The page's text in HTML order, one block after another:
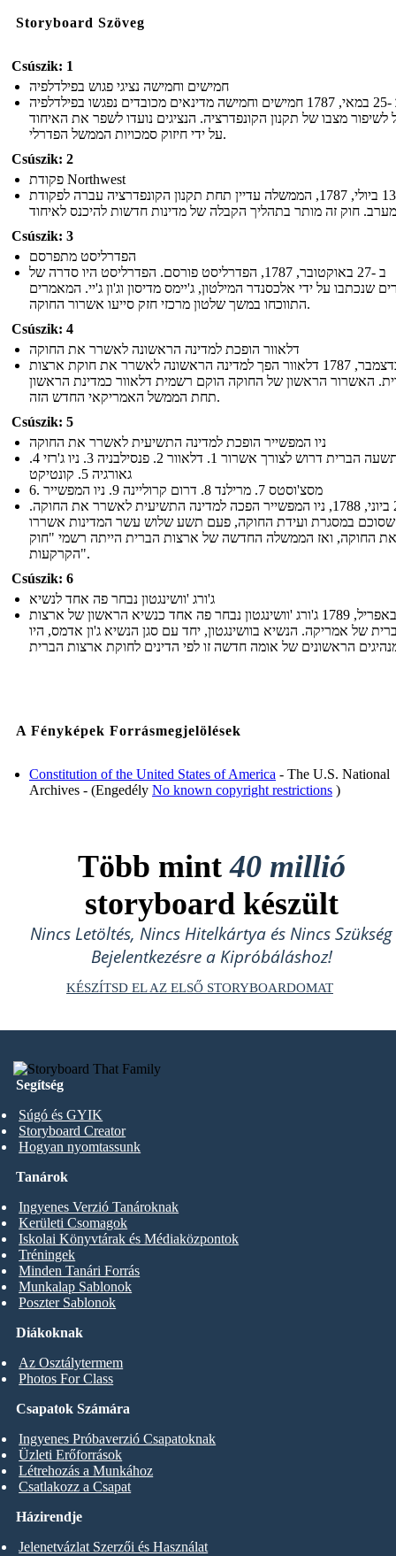
Storyboard Szöveg
Csúszik: 1
חמישים וחמישה נציגי פגוש בפילדלפיה
ב -25 במאי, 1787 חמישים וחמישה מדינאים מכובדים נפגשו בפילדלפיה
לשיפור מצבו של תקנון הקונפדרציה. הנציגים נועדו לשפר את האיחוד
על ידי חיזוק סמכויות הממשל הפדרלי.
Csúszik: 2
פקודת Northwest
ב -13 ביולי, 1787, הממשלה עדיין תחת תקנון הקונפדרציה עברה לפקודת
Csúszik: 3
הפדרליסט מתפרסם
ב -27 באוקטובר, 1787, הפדרליסט פורסם. הפדרליסט היו סדרה של
שנכתבו על ידי אלכסנדר המילטון, ג'יימס מדיסון וג'ון ג'יי. המאמרים
התווכחו במשך שלטון מרכזי חזק סייעו אשרור החוקה.
Csúszik: 4
דלאוור הופכת למדינה הראשונה לאשרר את החוקה
ב -7 בדצמבר, 1787 דלאוור הפך למדינה הראשונה לאשרר את חוקת ארצות
האשרור הראשון של החוקה הוקם רשמית דלאוור כמדינת הראשון
תחת הממשל האמריקאי החדש הזה.
Csúszik: 5
ניו המפשייר הופכת למדינה התשיעית לאשרר את החוקה
תשעה הברית דרוש לצורך אשרור 1. דלאוור 2. פנסילבניה 3. ניו ג'רזי 4.
גאורגיה 5. קונטיקט
6. מסצ'וסטס 7. מרילנד 8. דרום קרוליינה 9. ניו המפשייר
ב -21 ביוני, 1788, ניו המפשייר הפכה למדינה התשיעית לאשרר את החוקה.
שסוכם במסגרת ועידת החוקה, פעם תשע שלוש עשר המדינות אשררו
את החוקה, ואז הממשלה החדשה של ארצות הברית הייתה רשמי "חוק
הקרקעות".
Csúszik: 6
ג'ורג 'וושינגטון נבחר פה אחד לנשיא
ב -30 באפריל, 1789 ג'ורג 'וושינגטון נבחר פה אחד כנשיא הראשון של ארצות
של אמריקה. הנשיא בוושינגטון, יחד עם סגן הנשיא ג'ון אדמס, היו
A Fényképek Forrásmegjelölések
Constitution of the United States of America - The U.S. National
Archives - (Engedély No known copyright restrictions )
Több mint40 millió
storyboard készült
Nincs Letöltés, Nincs Hitelkártya és Nincs Szükség
Bejelentkezésre a Kipróbáláshoz!
KÉSZÍTSD EL AZ ELSŐ STORYBOARDOMAT
Segítség
Súgó és GYIK
Storyboard Creator
Hogyan nyomtassunk
Diákoknak
Az Osztálytermem
Photos For Class
Tanárok
Ingyenes Verzió Tanároknak
Kerületi Csomagok
Iskolai Könyvtárak és Médiaközpontok
Tréningek
Minden Tanári Forrás
Munkalap Sablonok
Poszter Sablonok
Csapatok Számára
Ingyenes Próbaverzió Csapatoknak
Üzleti Erőforrások
Létrehozás a Munkához
Csatlakozz a Csapat
Házirendje
Jelenetvázlat Szerzői és Használat